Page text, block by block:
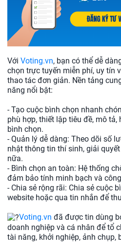
Với Voting.vn, bạn có thể dễ
chọn trực tuyến miễn phí, uy tín
thao tác đơn giản. Nền tảng
năng nổi bật:
- Tạo cuộc bình chọn nhanh
phù hợp, thiết lập tiêu đề, mô
bình chọn.
- Quản lý dễ dàng: Theo dõi số
nhật thông tin thí sinh, giải
nữa.
- Bình chọn an toàn: Hệ thống
đảm bảo tính minh bạch và
- Chia sẻ rộng rãi: Chia sẻ cuộc
website hoặc qua tin nhắn để
Voting.vn đã được tin dùng
doanh nghiệp và cá nhân để tổ
tài năng, khởi nghiệp, ảnh chụp,